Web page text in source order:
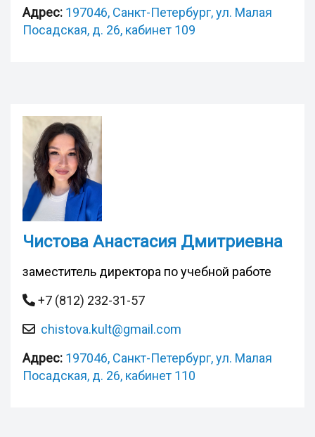
Адрес: 197046, Санкт-Петербург, ул. Малая
Посадская, д. 26, кабинет 109
Чистова Анастасия Дмитриевна
заместитель директора по учебной работе
+7 (812) 232-31-57
сhistova.kult@gmail.com
Адрес: 197046, Санкт-Петербург, ул. Малая
Посадская, д. 26, кабинет 110